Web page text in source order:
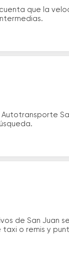
que la
de San Juan
taxi o remis y